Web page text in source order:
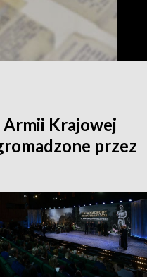
Krajowej
przez